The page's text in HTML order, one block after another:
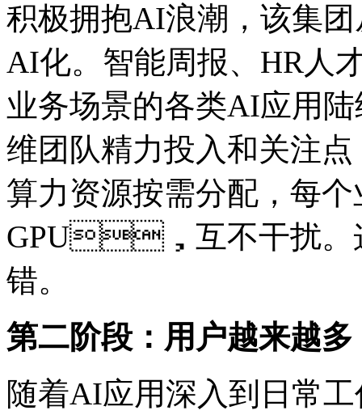
积极拥抱AI浪潮，该
AI化。智能周报、HR
业务场景的各类AI应用
维团队精力投入和关注点
算力资源按需分配，每
GPU，互不干扰。这
错。
第二阶段：用户越来越多
随着AI应用深入到日常工